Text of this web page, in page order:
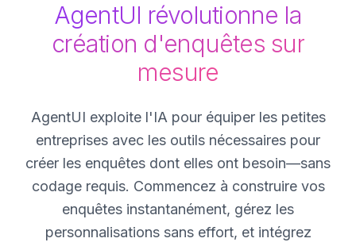
AgentUI révolutionne la
création d'enquêtes sur
mesure
AgentUI exploite l'IA pour équiper les petites
entreprises avec les outils nécessaires pour
créer les enquêtes dont elles ont besoin—sans
codage requis. Commencez à construire vos
enquêtes instantanément, gérez les
personnalisations sans effort, et intégrez